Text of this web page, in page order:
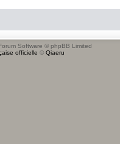
Software © phpBB Limited
officielle © Qiaeru